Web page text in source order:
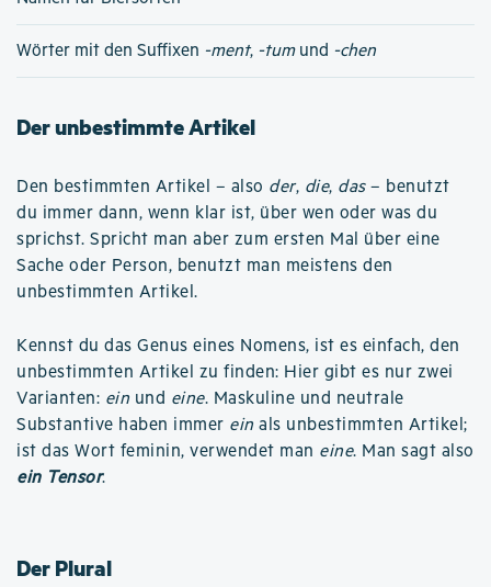
Wörter mit den Suffixen -ment, -tumund -chen
Der unbestimmte Artikel
Den bestimmten Artikel – also der, die, das– benutzt
du immer dann, wenn klar ist, über wen oder was du
sprichst. Spricht man aber zum ersten Mal über eine
Sache oder Person, benutzt man meistens den
unbestimmten Artikel.
Kennst du das Genus eines Nomens, ist es einfach, den
unbestimmten Artikel zu finden: Hier gibt es nur zwei
Varianten: ein und eine. Maskuline und neutrale
Substantive haben immer ein als unbestimmten Artikel;
ist das Wort feminin, verwendet man eine. Man sagt also
ein Tensor.
Der Plural